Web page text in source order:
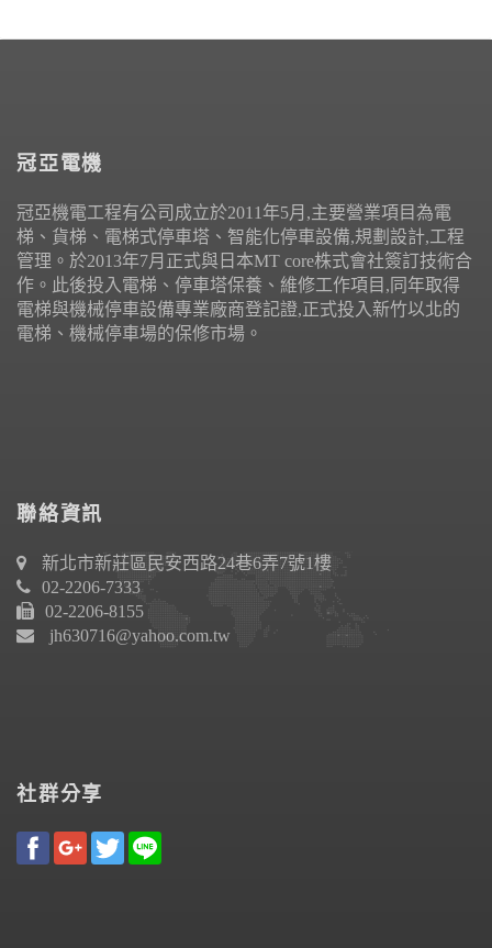
冠亞電機
冠亞機電工程有公司成立於2011年5月,主要營業項目為電
梯、貨梯、電梯式停車塔、智能化停車設備,規劃設計,工程
管理。於2013年7月正式與日本MT core株式會社簽訂技術合
作。此後投入電梯、停車塔保養、維修工作項目,同年取得
電梯與機械停車設備專業廠商登記證,正式投入新竹以北的
電梯、機械停車場的保修市場。
聯絡資訊
新北市新莊區民安西路24巷6弄7號1樓
02-2206-7333
02-2206-8155
jh630716@yahoo.com.tw
社群分享